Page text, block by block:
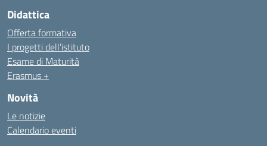
Didattica
Offerta formativa
I progetti dell’istituto
Esame di Maturità
Erasmus +
Novità
Le notizie
Calendario eventi